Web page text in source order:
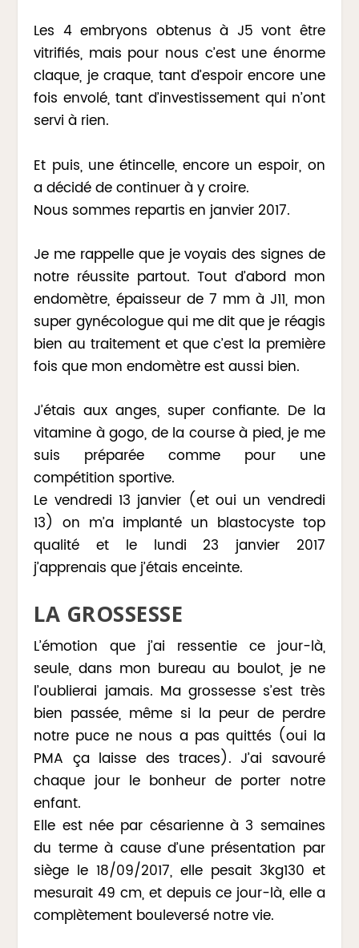
Les 4 embryons obtenus à J5 vont être
vitrifiés, mais pour nous c’est une énorme
claque, je craque, tant d’espoir encore une
fois envolé, tant d’investissement qui n’ont
servi à rien.
Et puis, une étincelle, encore un espoir, on
a décidé de continuer à y croire.
Nous sommes repartis en janvier 2017.
Je me rappelle que je voyais des signes de
notre réussite partout. Tout d’abord mon
endomètre, épaisseur de 7 mm à J11, mon
super gynécologue qui me dit que je réagis
bien au traitement et que c’est la première
fois que mon endomètre est aussi bien.
J’étais aux anges, super confiante. De la
vitamine à gogo, de la course à pied, je me
suis préparée comme pour une
compétition sportive.
Le vendredi 13 janvier (et oui un vendredi
13) on m’a implanté un blastocyste top
qualité et le lundi 23 janvier 2017
j’apprenais que j’étais enceinte.
LA GROSSESSE
L’émotion que j’ai ressentie ce jour-là,
seule, dans mon bureau au boulot, je ne
l’oublierai jamais. Ma grossesse s’est très
bien passée, même si la peur de perdre
notre puce ne nous a pas quittés (oui la
PMA ça laisse des traces). J’ai savouré
chaque jour le bonheur de porter notre
enfant.
Elle est née par césarienne à 3 semaines
du terme à cause d’une présentation par
siège le 18/09/2017, elle pesait 3kg130 et
mesurait 49 cm, et depuis ce jour-là, elle a
complètement bouleversé notre vie.